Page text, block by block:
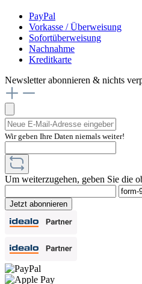
PayPal
Vorkasse / Überweisung
Sofortüberweisung
Nachnahme
Kreditkarte
Newsletter abonnieren & nichts
Wir geben Ihre Daten niemals weiter!
Um weiterzugehen, geben Sie die
Jetzt abonnieren